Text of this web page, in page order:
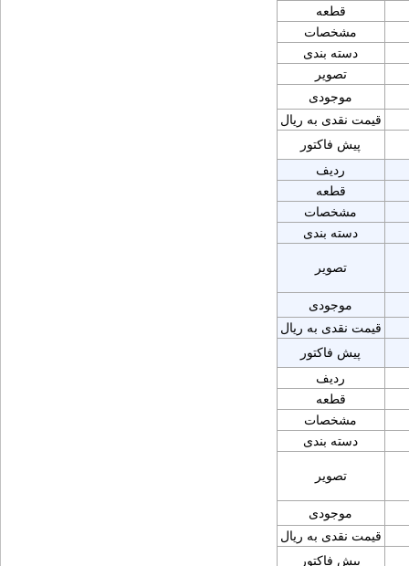
قطعه
مشخصات
دسته بندی
تصویر
موجودی
قیمت نقدی به ریال
پیش فاکتور
ردیف
قطعه
مشخصات
دسته بندی
تصویر
موجودی
قیمت نقدی به ریال
پیش فاکتور
ردیف
قطعه
مشخصات
دسته بندی
تصویر
موجودی
قیمت نقدی به ریال
پیش فاکتور